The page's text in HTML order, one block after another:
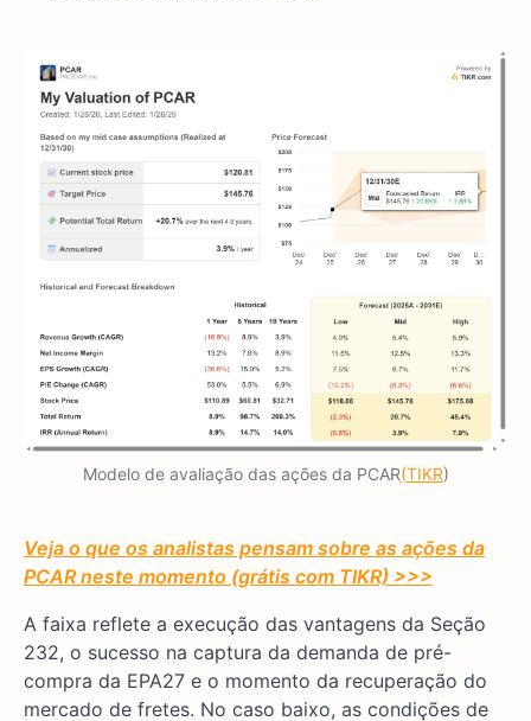
Modelo de avaliação das ações da PCAR(TIKR)
Veja o que os analistas pensam sobre as ações da
PCAR neste momento (grátis com TIKR) >>>
A faixa reflete a execução das vantagens da Seção
232, o sucesso na captura da demanda de pré-
compra da EPA27 e o momento da recuperação do
mercado de fretes. No caso baixo, as condições de